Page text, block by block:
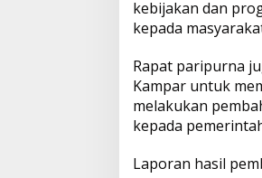
kebijakan dan
kepada
Rapat paripurna
Kampar untuk
melakukan
kepada
Laporan hasil